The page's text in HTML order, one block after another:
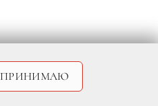
ПРИНИМАЮ